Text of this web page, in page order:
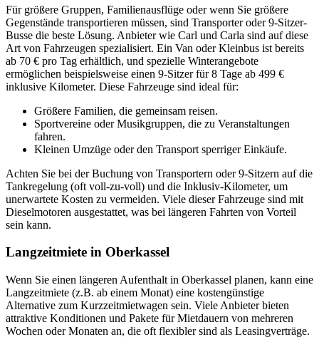
Für größere Gruppen, Familienausflüge oder wenn Sie größere
Gegenstände transportieren müssen, sind Transporter oder 9-Sitzer-
Busse die beste Lösung. Anbieter wie Carl und Carla sind auf diese
Art von Fahrzeugen spezialisiert. Ein Van oder Kleinbus ist bereits
ab 70 € pro Tag erhältlich, und spezielle Winterangebote
ermöglichen beispielsweise einen 9-Sitzer für 8 Tage ab 499 €
inklusive Kilometer. Diese Fahrzeuge sind ideal für:
Größere Familien, die gemeinsam reisen.
Sportvereine oder Musikgruppen, die zu Veranstaltungen
fahren.
Kleinen Umzüge oder den Transport sperriger Einkäufe.
Achten Sie bei der Buchung von Transportern oder 9-Sitzern auf die
Tankregelung (oft voll-zu-voll) und die Inklusiv-Kilometer, um
unerwartete Kosten zu vermeiden. Viele dieser Fahrzeuge sind mit
Dieselmotoren ausgestattet, was bei längeren Fahrten von Vorteil
sein kann.
Langzeitmiete in Oberkassel
Wenn Sie einen längeren Aufenthalt in Oberkassel planen, kann eine
Langzeitmiete (z.B. ab einem Monat) eine kostengünstige
Alternative zum Kurzzeitmietwagen sein. Viele Anbieter bieten
attraktive Konditionen und Pakete für Mietdauern von mehreren
Wochen oder Monaten an, die oft flexibler sind als Leasingverträge.